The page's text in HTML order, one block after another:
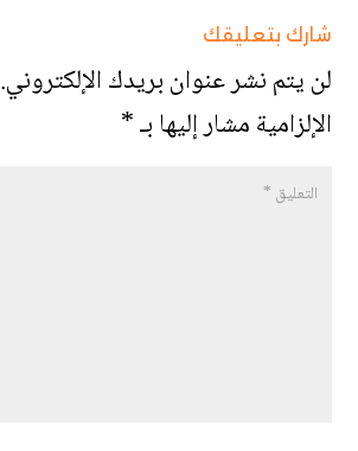
شارك بتعليقك
لن يتم نشر عنوان بريدك الإلكتروني.
الإلزامية مشار إليها بـ*